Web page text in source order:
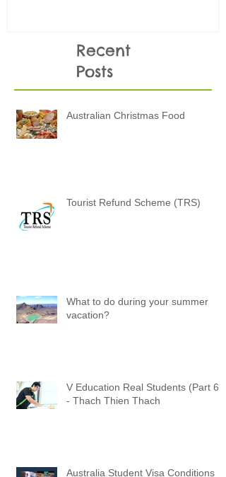
Recent
Posts
Australian Christmas Food
Tourist Refund Scheme (TRS)
What to do during your summer
vacation?
V Education Real Students (Part 6)
- Thach Thien Thach
Australia Student Visa Conditions